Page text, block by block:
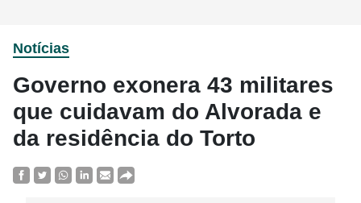
Notícias
Governo exonera 43 militares
que cuidavam do Alvorada e
da residência do Torto